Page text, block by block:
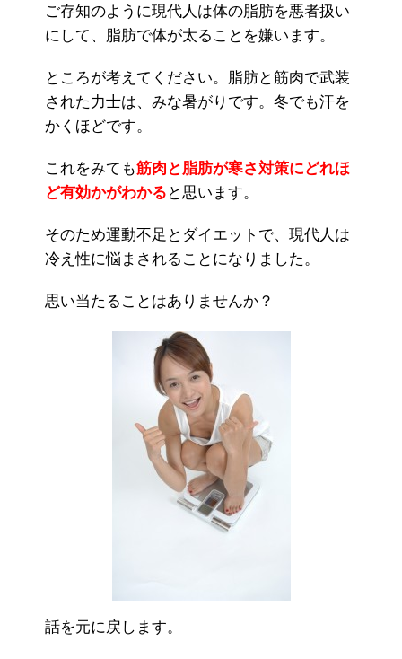
ご存知のように現代人は体の脂肪を悪者扱い
にして、脂肪で体が太ることを嫌います。
ところが考えてください。脂肪と筋肉で武装
された力士は、みな暑がりです。冬でも汗を
かくほどです。
これをみても筋肉と脂肪が寒さ対策にどれほ
ど有効かがわかる と思います。
そのため運動不足とダイエットで、現代人は
冷え性に悩まされることになりました。
思い当たることはありませんか？
話を元に戻します。